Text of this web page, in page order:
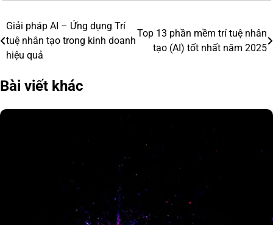
Điều
hướng
viết
Giải pháp AI – Ứng dụng Trí
tuệ nhân tạo trong kinh doanh
hiệu quả
Top 13 phần mềm trí tuệ nhân
tạo (AI) tốt nhất năm 2025
Bài viết khác